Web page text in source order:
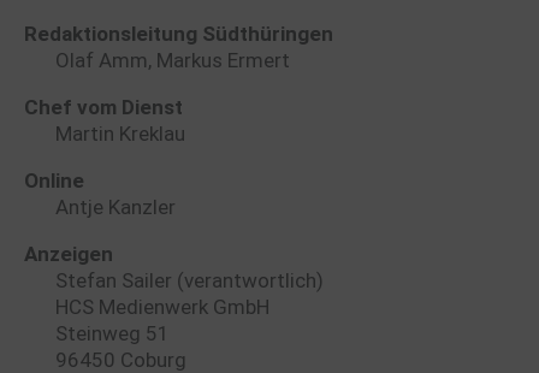
Redaktionsleitung Südthüringen
Olaf Amm, Markus Ermert
Chef vom Dienst
Martin Kreklau
Online
Antje Kanzler
Anzeigen
Stefan Sailer (verantwortlich)
HCS Medienwerk GmbH
Steinweg 51
96450 Coburg